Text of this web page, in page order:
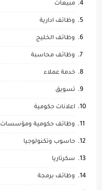
مبيعات
وظائف ادارية
وظائف الخليج
وظائف محاسبة
خدمة عملاء
تسويق
اعلانات حكومية
وظائف حكومية ومؤسسات
حاسوب وتكنولوجيا
سكرتاريا
وظائف برمجة